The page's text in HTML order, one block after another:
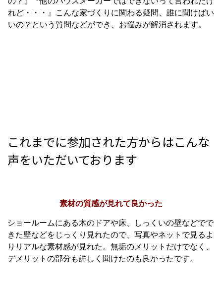
れど・・・』こんな家づくりに関わる疑問、誰に聞けばい
いの？という質問などができ、お悩みが解消されます。
これまでに参加された方からはこんな
声をいただいております
素材の質感が見れて良かった
ショールームにある木のドアや床、しっくいの壁などでで
きた壁などをじっくり見れたので、写真やネットで見るよ
りリアルな素材感が見れた。無垢のメリットだけでなく、
デメリットの部分も詳しく聞けたのも良かったです。